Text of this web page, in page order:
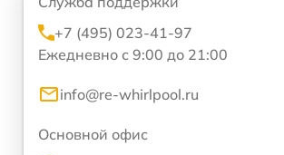
+7 (495) 023-41-97
Ежедневно с 9:00 до 21:00
info@re-whirlpool.ru
Основной офис